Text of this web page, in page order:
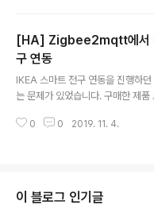
cker를 통한 InfluxDB 설치 공식
cker를 통해서 InfluxDB를 설치합
설정 파일들을 저장할 디렉터리를
dir -p /data/influxdb Influx 기본
위해서 아래 명령어를 입력합니
k..
[HA] Zigbee2mqtt에서
구 연동
IKEA 스마트 전구 연동을 진행하
는 문제가 있었습니다. 구매한 제
하는 제품인데 아래와 같은 에러가
재 기준으로 latest 빌드가 약 2달
최신 버전을 사용하려면 latest-
0 0 2019. 11. 4.
이 블로그 인기글